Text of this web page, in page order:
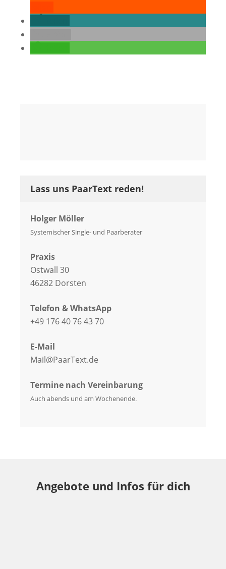
Lass uns PaarText reden!
Holger Möller
Systemischer Single- und Paarberater
Praxis
Ostwall 30
46282 Dorsten
Telefon & WhatsApp
+49 176 40 76 43 70
E-Mail
Mail@PaarText.de
Termine nach Vereinbarung
Auch abends und am Wochenende.
Angebote und Infos für dich